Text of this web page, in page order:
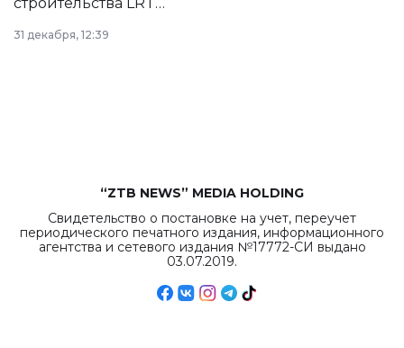
в Астане из
республиканского
31 декабря, 12:39
“ZTB NEWS” MEDIA HOLDING
Свидетельство о постановке на учет, переучет
периодического печатного издания, информационного
агентства и сетевого издания №17772-СИ выдано
03.07.2019.